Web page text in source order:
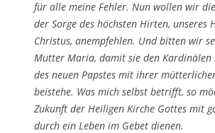
für alle meine Fehler. Nun wollen wir
der Sorge des höchsten Hirten, unseres
Christus, anempfehlen. Und bitten wir
Mutter Maria, damit sie den Kardinälen
des neuen Papstes mit ihrer
beistehe. Was mich selbst betrifft, so
Zukunft der Heiligen Kirche Gottes mit
durch ein Leben im Gebet dienen.